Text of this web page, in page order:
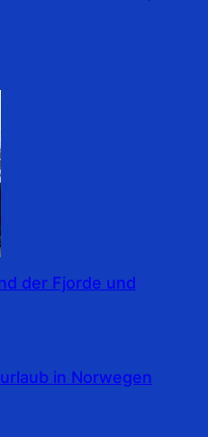
der Fjorde und
in Norwegen